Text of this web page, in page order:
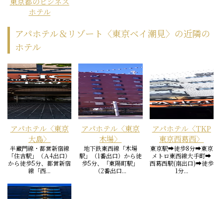
ホテル
アパホテル＆リゾート〈東京ベイ潮見〉の近隣の
ホテル
アパホテル〈東京
大島〉
半蔵門線・都営新宿線
「住吉駅」（Ａ4出口）
から徒歩5分、都営新宿
線「西...
アパホテル〈東京
木場〉
地下鉄東西線「木場
駅」（1番出口）から徒
歩5分、「東陽町駅」
（2番出口...
アパホテル〈TKP
東京西葛西〉
東京駅➡徒歩8分➡東京
メトロ東西線大手町➡
西葛西駅(南出口)➡徒歩
1分...